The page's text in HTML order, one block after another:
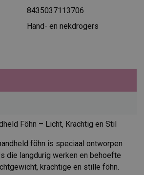
8435037113706
Hand- en nekdrogers
Föhn – Licht, Krachtig en Stil
föhn is speciaal ontworpen
die langdurig werken en behoefte
krachtige en stille föhn.